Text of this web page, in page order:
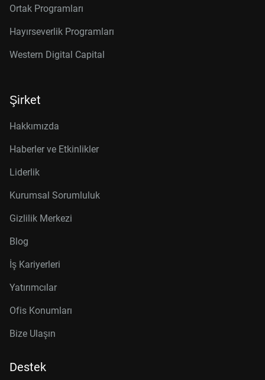
Ortak Programları
Hayırseverlik Programları
Western Digital Capital
Şirket
Hakkımızda
Haberler ve Etkinlikler
Liderlik
Kurumsal Sorumluluk
Gizlilik Merkezi
Blog
İş Kariyerleri
Yatırımcılar
Ofis Konumları
Bize Ulaşın
Destek